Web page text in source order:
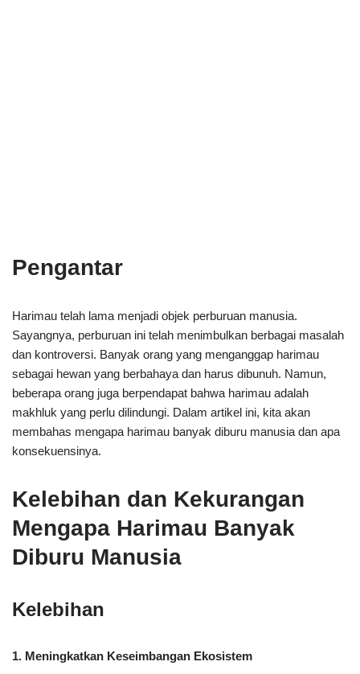
Pengantar
Harimau telah lama menjadi objek perburuan manusia.
Sayangnya, perburuan ini telah menimbulkan berbagai masalah
dan kontroversi. Banyak orang yang menganggap harimau
sebagai hewan yang berbahaya dan harus dibunuh. Namun,
beberapa orang juga berpendapat bahwa harimau adalah
makhluk yang perlu dilindungi. Dalam artikel ini, kita akan
membahas mengapa harimau banyak diburu manusia dan apa
konsekuensinya.
Kelebihan dan Kekurangan
Mengapa Harimau Banyak
Diburu Manusia
Kelebihan
1. Meningkatkan Keseimbangan Ekosistem